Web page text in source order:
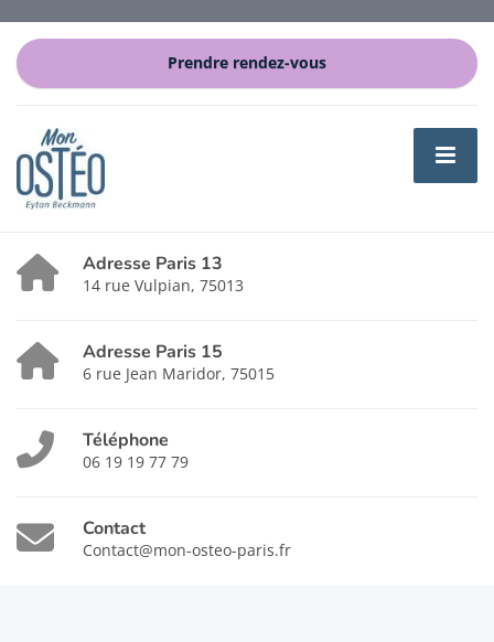
Prendre rendez-vous
Adresse Paris 13
14 rue Vulpian, 75013
Adresse Paris 15
6 rue Jean Maridor, 75015
Téléphone
06 19 19 77 79
Contact
Contact@mon-osteo-paris.fr